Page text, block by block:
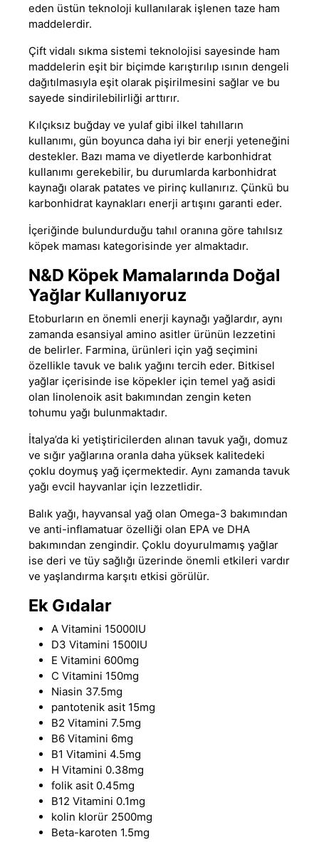
eden üstün teknoloji kullanılarak işlenen taze ham
maddelerdir.
Çift vidalı sıkma sistemi teknolojisi sayesinde ham
maddelerin eşit bir biçimde karıştırılıp ısının dengeli
dağıtılmasıyla eşit olarak pişirilmesini sağlar ve bu
sayede sindirilebilirliği arttırır.
Kılçıksız buğday ve yulaf gibi ilkel tahılların
kullanımı, gün boyunca daha iyi bir enerji yeteneğini
destekler. Bazı mama ve diyetlerde karbonhidrat
kullanımı gerekebilir, bu durumlarda karbonhidrat
kaynağı olarak patates ve pirinç kullanırız. Çünkü bu
karbonhidrat kaynakları enerji artışını garanti eder.
İçeriğinde bulundurduğu tahıl oranına göre tahılsız
köpek maması kategorisinde yer almaktadır.
N&D Köpek Mamalarında Doğal
Yağlar Kullanıyoruz
Etoburların en önemli enerji kaynağı yağlardır, aynı
zamanda esansiyal amino asitler ürünün lezzetini
de belirler. Farmina, ürünleri için yağ seçimini
özellikle tavuk ve balık yağını tercih eder. Bitkisel
yağlar içerisinde ise köpekler için temel yağ asidi
olan linolenoik asit bakımından zengin keten
tohumu yağı bulunmaktadır.
İtalya’da ki yetiştiricilerden alınan tavuk yağı, domuz
ve sığır yağlarına oranla daha yüksek kalitedeki
çoklu doymuş yağ içermektedir. Aynı zamanda tavuk
yağı evcil hayvanlar için lezzetlidir.
Balık yağı, hayvansal yağ olan Omega-3 bakımından
ve anti-inflamatuar özelliği olan EPA ve DHA
bakımından zengindir. Çoklu doyurulmamış yağlar
ise deri ve tüy sağlığı üzerinde önemli etkileri vardır
ve yaşlandırma karşıtı etkisi görülür.
Ek Gıdalar
A Vitamini 15000IU
D3 Vitamini 1500IU
E Vitamini 600mg
C Vitamini 150mg
Niasin 37.5mg
pantotenik asit 15mg
B2 Vitamini 7.5mg
B6 Vitamini 6mg
B1 Vitamini 4.5mg
H Vitamini 0.38mg
folik asit 0.45mg
B12 Vitamini 0.1mg
kolin klorür 2500mg
Beta-karoten 1.5mg